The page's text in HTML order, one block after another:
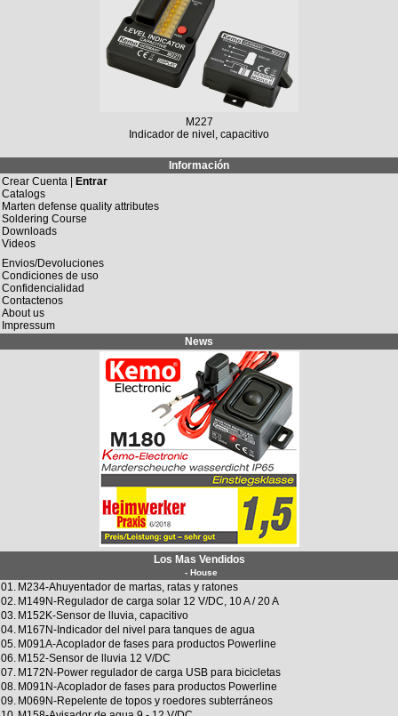
M227
Indicador de nivel, capacitivo
Información
Crear Cuenta | Entrar
Catalogs
Marten defense quality attributes
Soldering Course
Downloads
Videos
Envios/Devoluciones
Condiciones de uso
Confidencialidad
Contactenos
About us
Impressum
News
Los Mas Vendidos
- House
01.
M234-Ahuyentador de martas, ratas y ratones
02. M149N-Regulador de carga solar 12 V/DC, 10 A / 20 A
03. M152K-Sensor de lluvia, capacitivo
04. M167N-Indicador del nivel para tanques de agua
05. M091A-Acoplador de fases para productos Powerline
06. M152-Sensor de lluvia 12 V/DC
07. M172N-Power regulador de carga USB para bicicletas
08. M091N-Acoplador de fases para productos Powerline
09. M069N-Repelente de topos y roedores subterráneos